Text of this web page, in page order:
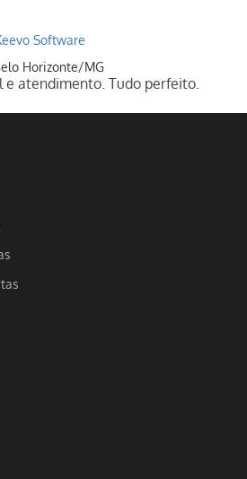
Software
Horizonte/MG
e atendimento. Tudo perfeito.